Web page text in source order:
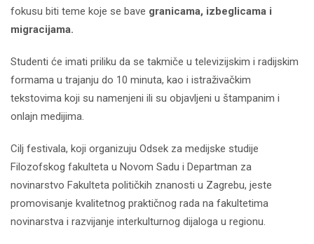
fokusu biti teme koje se bave granicama, izbeglicama i
migracijama.
Studenti će imati priliku da se takmiče u televizijskim i radijskim
formama u trajanju do 10 minuta, kao i istraživačkim
tekstovima koji su namenjeni ili su objavljeni u štampanim i
onlajn medijima.
Cilj festivala, koji organizuju Odsek za medijske studije
Filozofskog fakulteta u Novom Sadu i Departman za
novinarstvo Fakulteta političkih znanosti u Zagrebu, jeste
promovisanje kvalitetnog praktičnog rada na fakultetima
novinarstva i razvijanje interkulturnog dijaloga u regionu.